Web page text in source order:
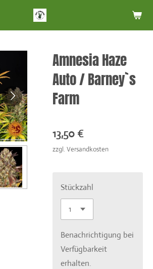
Amnesia Haze
Auto / Barney`s
Farm
13,50 €
zzgl. Versandkosten
Stückzahl
Benachrichtigung bei
Verfügbarkeit
erhalten.